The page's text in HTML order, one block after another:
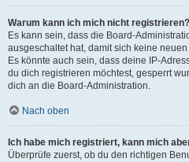
Warum kann ich mich nicht registrieren?
Es kann sein, dass die Board-
ausgeschaltet hat, damit sich keine
Es könnte auch sein, dass deine IP-
du dich registrieren möchtest, gesperrt
dich an die Board-Administration.
Nach oben
Ich habe mich registriert, kann mich
Überprüfe zuerst, ob du den richtigen